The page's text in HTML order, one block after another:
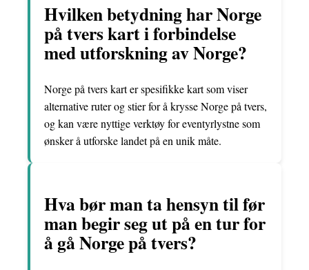
Hvilken betydning har Norge
på tvers kart i forbindelse
med utforskning av Norge?
Norge på tvers kart er spesifikke kart som viser
alternative ruter og stier for å krysse Norge på tvers,
og kan være nyttige verktøy for eventyrlystne som
ønsker å utforske landet på en unik måte.
Hva bør man ta hensyn til før
man begir seg ut på en tur for
å gå Norge på tvers?